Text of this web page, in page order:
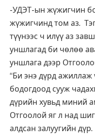
-УДЭТ-ын жүжигчин
жүжигчинд том аз.
түүнээс ч илүү аз
уншлагад би чөлөө
уншлага дээр
“Би энэ дүрд ажиллаж
бодогдоод сууж
дүрийн хувьд миний
Отгоолой яг л над
алдсан залуугийн